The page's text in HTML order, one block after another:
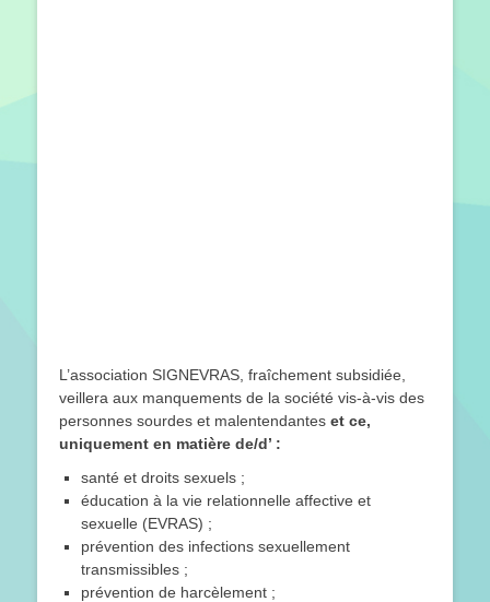
L’association SIGNEVRAS, fraîchement subsidiée,
veillera aux manquements de la société vis-à-vis des
personnes sourdes et malentendantes et ce,
uniquement en matière de/d’ :
santé et droits sexuels ;
éducation à la vie relationnelle affective et
sexuelle (EVRAS) ;
prévention des infections sexuellement
transmissibles ;
prévention de harcèlement ;